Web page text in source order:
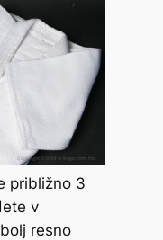
približno 3
v
resno